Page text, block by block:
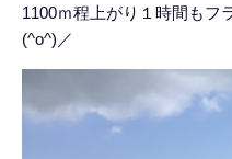
1100ｍ程上がり１時間もフ
(^o^)／